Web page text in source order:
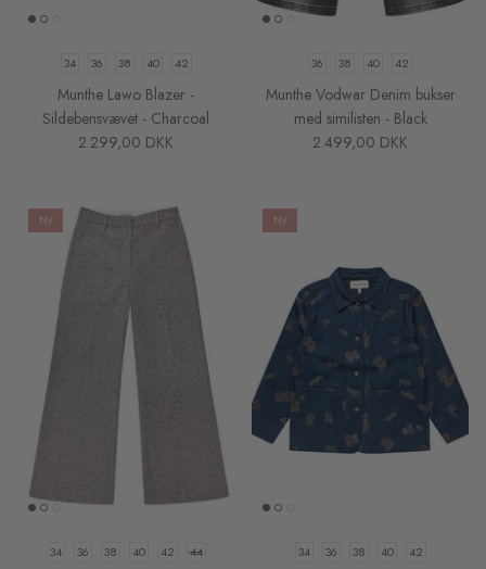
34 36 38 40 42
Munthe Lawo Blazer -
Sildebensvævet - Charcoal
2.299,00 DKK
36 38 40 42
Munthe Vodwar Denim bukser
med similisten - Black
2.499,00 DKK
Ny
34 36 38 40 42 44
Ny
34 36 38 40 42